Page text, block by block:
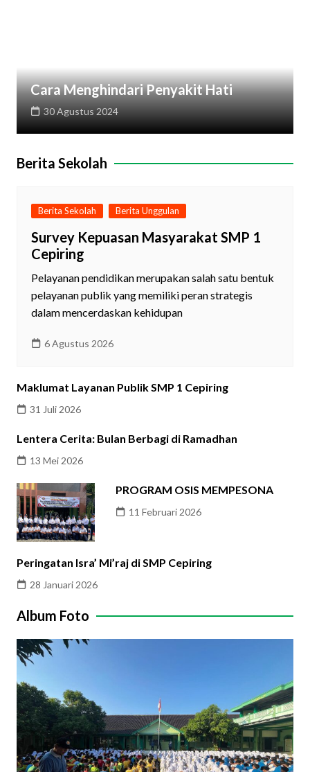
Cara Menghindari Penyakit Hati
30 Agustus 2024
Berita Sekolah
Berita Sekolah Berita Unggulan
Survey Kepuasan Masyarakat SMP 1
Cepiring
Pelayanan pendidikan merupakan salah satu bentuk
pelayanan publik yang memiliki peran strategis
dalam mencerdaskan kehidupan
6 Agustus 2026
Maklumat Layanan Publik SMP 1 Cepiring
31 Juli 2026
Lentera Cerita: Bulan Berbagi di Ramadhan
13 Mei 2026
PROGRAM OSIS MEMPESONA
11 Februari 2026
Peringatan Isra’ Mi’raj di SMP Cepiring
28 Januari 2026
Album Foto